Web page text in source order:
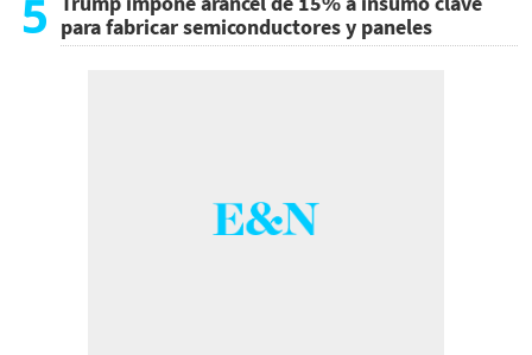
5 para fabricar semiconductores y paneles